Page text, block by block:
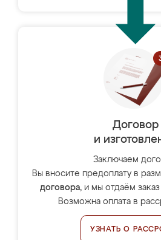
Договор
и
Заключаем
Вы вносите предоплату в
договора, и мы отдаём
Возможна оплата в
УЗНАТЬ О